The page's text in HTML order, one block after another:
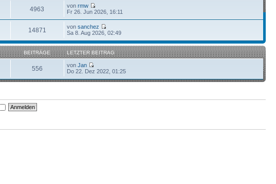
4963 vonrmw
Fr 26. Jun 2026, 16:11
14871 vonsanchez
Sa 8. Aug 2026, 02:49
BEITRÄGE LETZTER BEITRAG
556 vonJan
Do 22. Dez 2022, 01:25